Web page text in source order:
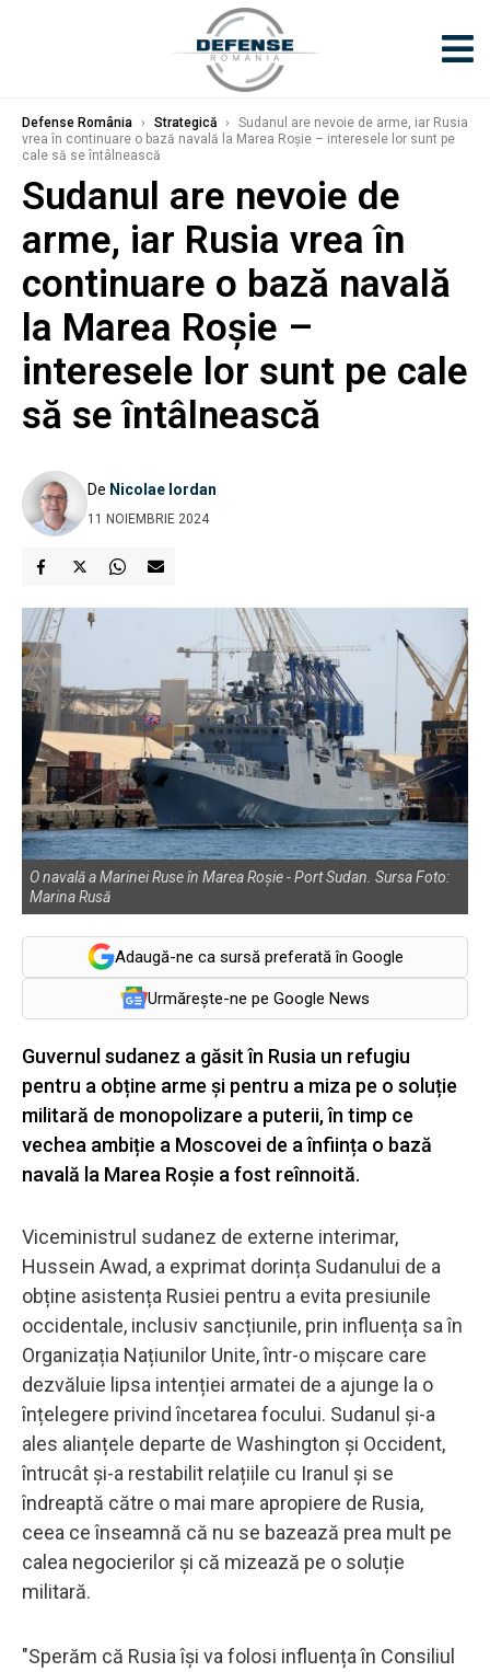
Defense România › Strategică ›
Sudanul are nevoie de arme, iar Rusia
vrea în continuare o bază navală la Marea Roșie – interesele lor sunt pe
cale să se întâlnească
Sudanul are nevoie de
arme, iar Rusia vrea în
continuare o bază navală
la Marea Roșie –
interesele lor sunt pe cale
să se întâlnească
De Nicolae Iordan
11 NOIEMBRIE 2024
O navală a Marinei Ruse în Marea Roşie - Port Sudan. Sursa Foto:
Marina Rusă
Adaugă-ne ca sursă preferată în Google
Urmărește-ne pe Google News
Guvernul sudanez a găsit în Rusia un refugiu
pentru a obține arme și pentru a miza pe o soluție
militară de monopolizare a puterii, în timp ce
vechea ambiție a Moscovei de a înființa o bază
navală la Marea Roșie a fost reînnoită.
Viceministrul sudanez de externe interimar,
Hussein Awad, a exprimat dorința Sudanului de a
obține asistența Rusiei pentru a evita presiunile
occidentale, inclusiv sancțiunile, prin influența sa în
Organizația Națiunilor Unite, într-o mișcare care
dezvăluie lipsa intenției armatei de a ajunge la o
înțelegere privind încetarea focului. Sudanul și-a
ales alianțele departe de Washington și Occident,
întrucât și-a restabilit relațiile cu Iranul și se
îndreaptă către o mai mare apropiere de Rusia,
ceea ce înseamnă că nu se bazează prea mult pe
calea negocierilor și că mizează pe o soluție
militară.
"Sperăm că Rusia își va folosi influența în Consiliul